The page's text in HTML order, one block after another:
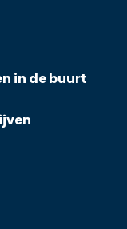
in de buurt